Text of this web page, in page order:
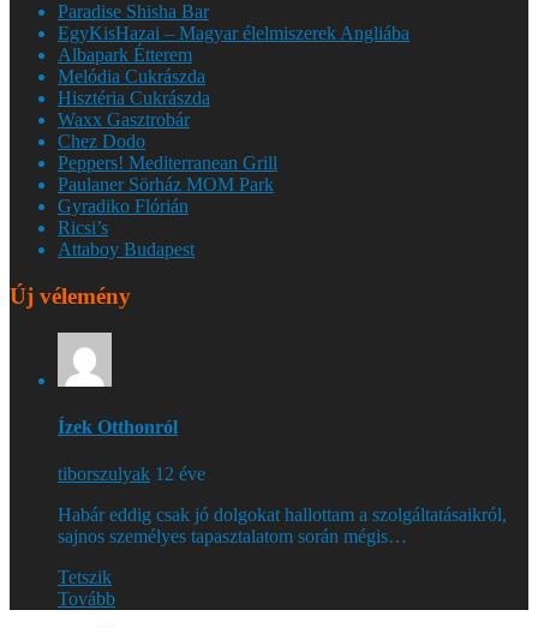
Paradise Shisha Bar
EgyKisHazai – Magyar élelmiszerek Angliába
Albapark Étterem
Melódia Cukrászda
Hisztéria Cukrászda
Waxx Gasztrobár
Chez Dodo
Peppers! Mediterranean Grill
Paulaner Sörház MOM Park
Gyradiko Flórián
Ricsi’s
Attaboy Budapest
Új vélemény
Ízek Otthonról
tiborszulyak 12 éve
Habár eddig csak jó dolgokat hallottam a szolgáltatásaikról,
sajnos személyes tapasztalatom során mégis…
Tetszik
Tovább